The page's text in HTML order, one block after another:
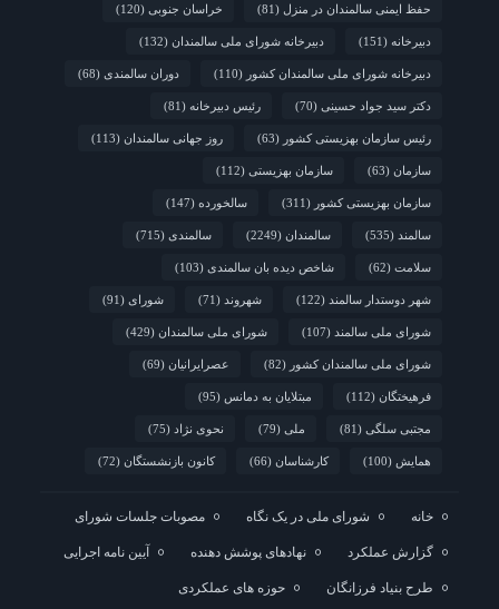
حفظ ایمنی سالمندان در منزل (81) خراسان جنوبی (120)
دبیرخانه (151) دبیرخانه شورای ملی سالمندان (132)
دبیرخانه شورای ملی سالمندان کشور (110) دوران سالمندی (68)
دکتر سید جواد حسینی (70) رئیس دبیرخانه (81)
رئیس سازمان بهزیستی کشور (63) روز جهانی سالمندان (113)
سازمان (63) سازمان بهزیستی (112)
سازمان بهزیستی کشور (311) سالخورده (147)
سالمند (535) سالمندان (2249) سالمندی (715)
سلامت (62) شاخص دیده بان سالمندی (103)
شهر دوستدار سالمند (122) شهروند (71) شورای (91)
شورای ملی سالمند (107) شورای ملی سالمندان (429)
شورای ملی سالمندان کشور (82) عصرایرانیان (69)
فرهیختگان (112) مبتلایان به دمانس (95)
مجتبی سلگی (81) ملی (79) نحوی نژاد (75)
همایش (100) کارشناسان (66) کانون بازنشستگان (72)
خانه شورای ملی در یک نگاه مصوبات جلسات شورای
گزارش عملکرد نهادهای پوشش دهنده آیین نامه اجرایی
طرح بنیاد فرزانگان حوزه های عملکردی